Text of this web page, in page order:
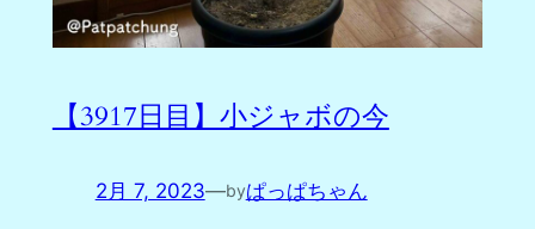
【3917日目】小ジャボの今
2月 7, 2023—byぱっぱちゃん